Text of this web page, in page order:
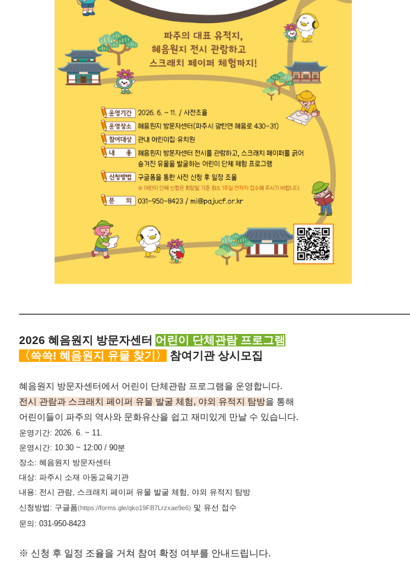
2026 혜음원지 방문자센터 어린이 단체관람 프로그램
〈쓱쓱! 혜음원지 유물 찾기〉
참여기관 상시모집
혜음원지 방문자센터에서 어린이 단체관람 프로그램을 운영합니다.
전시 관람과 스크래치 페이퍼 유물 발굴 체험, 야외 유적지 탐방을 통해
어린이들이 파주의 역사와 문화유산을 쉽고 재미있게 만날 수 있습니다.
운영기간: 2026. 6. ~ 11.
운영시간: 10:30 ~ 12:00 / 90분
장소: 혜음원지 방문자센터
대상: 파주시 소재 아동교육기관
내용: 전시 관람, 스크래치 페이퍼 유물 발굴 체험, 야외 유적지 탐방
신청방법: 구글폼(https://forms.gle/qko19FB7Lrzxae9e6) 및 유선 접수
문의: 031-950-8423
※ 신청 후 일정 조율을 거쳐 참여 확정 여부를 안내드립니다.